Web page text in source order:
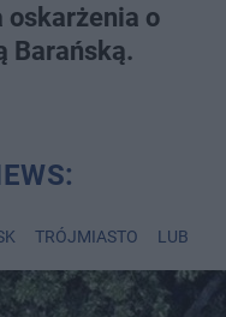
oskarżenia o
Barańską.
TRÓJMIASTO LUBLIN